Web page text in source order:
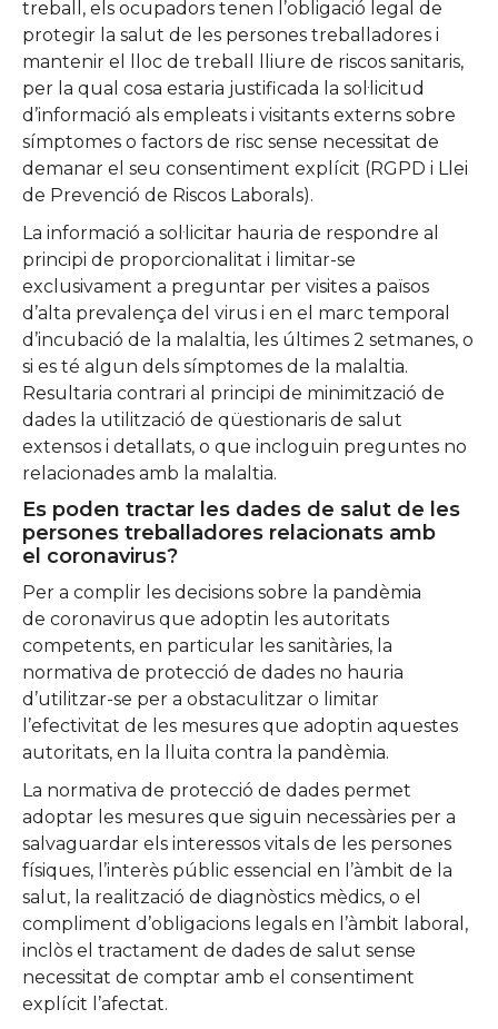
treball, els ocupadors tenen l’obligació legal de
protegir la salut de les persones treballadores i
mantenir el lloc de treball lliure de riscos sanitaris,
per la qual cosa estaria justificada la sol·licitud
d’informació als empleats i visitants externs sobre
símptomes o factors de risc sense necessitat de
demanar el seu consentiment explícit (RGPD i Llei
de Prevenció de Riscos Laborals).
La informació a sol·licitar hauria de respondre al
principi de proporcionalitat i limitar-se
exclusivament a preguntar per visites a països
d’alta prevalença del virus i en el marc temporal
d’incubació de la malaltia, les últimes 2 setmanes, o
si es té algun dels símptomes de la malaltia.
Resultaria contrari al principi de minimització de
dades la utilització de qüestionaris de salut
extensos i detallats, o que incloguin preguntes no
relacionades amb la malaltia.
Es poden tractar les dades de salut de les
persones treballadores relacionats amb
el coronavirus?
Per a complir les decisions sobre la pandèmia
de coronavirus que adoptin les autoritats
competents, en particular les sanitàries, la
normativa de protecció de dades no hauria
d’utilitzar-se per a obstaculitzar o limitar
l’efectivitat de les mesures que adoptin aquestes
autoritats, en la lluita contra la pandèmia.
La normativa de protecció de dades permet
adoptar les mesures que siguin necessàries per a
salvaguardar els interessos vitals de les persones
físiques, l’interès públic essencial en l’àmbit de la
salut, la realització de diagnòstics mèdics, o el
compliment d’obligacions legals en l’àmbit laboral,
inclòs el tractament de dades de salut sense
necessitat de comptar amb el consentiment
explícit l’afectat.